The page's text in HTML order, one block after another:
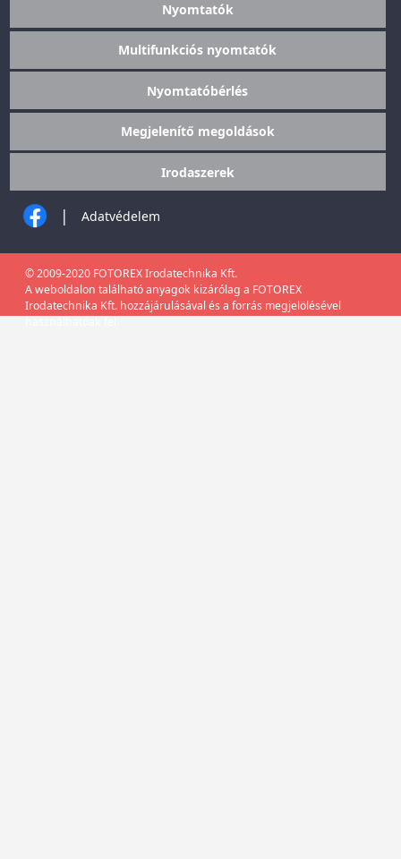
Nyomtatók
Multifunkciós nyomtatók
Nyomtatóbérlés
Megjelenítő megoldások
Irodaszerek
| Adatvédelem
© 2009-2020 FOTOREX Irodatechnika Kft.
A weboldalon található anyagok kizárólag a FOTOREX
Irodatechnika Kft. hozzájárulásával és a forrás megjelölésével